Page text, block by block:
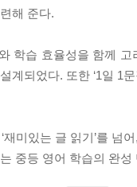
해 준다.
학습 효율성을 함께
계되었다. 또한 ‘1일 1
재미있는 글 읽기’를
중등 영어 학습의 완